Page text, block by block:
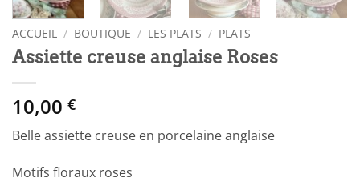
ACCUEIL / BOUTIQUE / LES PLATS / PLATS
Assiette creuse anglaise Roses
10,00 €
Belle assiette creuse en porcelaine anglaise
Motifs floraux roses